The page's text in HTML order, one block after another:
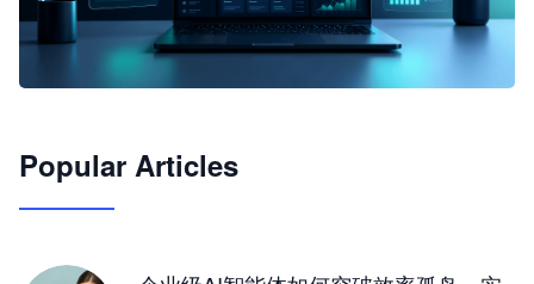
JimoClaw 桌面 AI Agent 工作台
Popular Articles